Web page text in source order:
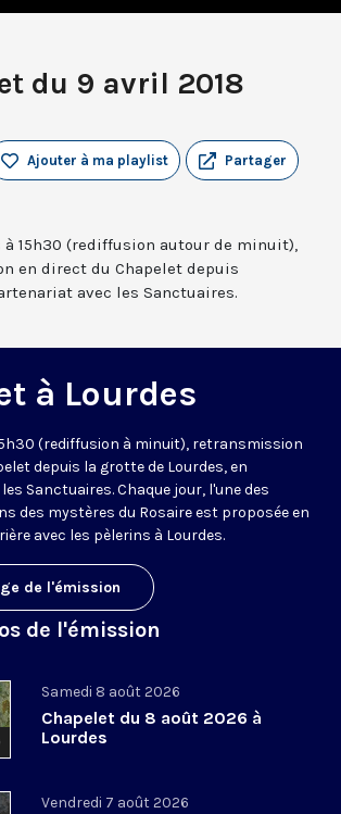
du 9 avril 2018
Partager
Ajouter à ma playlist
à 15h30 (rediffusion autour de minuit),
en direct du Chapelet depuis
avec les Sanctuaires.
à Lourdes
(rediffusion à minuit), retransmission
depuis la grotte de Lourdes, en
Sanctuaires. Chaque jour, l'une des
des mystères du Rosaire est proposée en
avec les pèlerins à Lourdes.
de l'émission
de l'émission
Samedi 8 août 2026
Chapelet du 8 août 2026 à
Lourdes
Vendredi 7 août 2026